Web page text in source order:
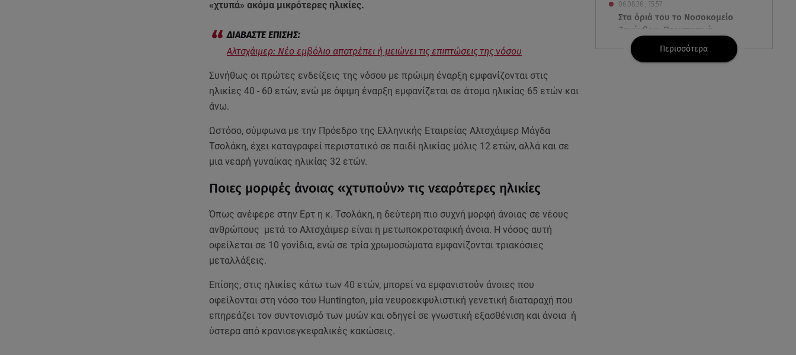
06.08.26 , 15:57
Στα όριά του το Νοσοκομείο
Ζακύνθου: Περιστατικά
βιασμών, μέθης & τροχαία
Περισσότερα
«χτυπά» ακόμα μικρότερες ηλικίες.
Αλτσχάιμερ: Νέο εμβόλιο αποτρέπει ή μειώνει τις επιπτώσεις της νόσου
Συνήθως οι πρώτες ενδείξεις της νόσου με πρώιμη έναρξη εμφανίζονται στις
ηλικίες 40 - 60 ετών, ενώ με όψιμη έναρξη εμφανίζεται σε άτομα ηλικίας 65 ετών και
άνω.
Ωστόσο, σύμφωνα με την Πρόεδρο της Ελληνικής Εταιρείας Αλτσχάιμερ Μάγδα
Τσολάκη, έχει καταγραφεί περιστατικό σε παιδί ηλικίας μόλις 12 ετών, αλλά και σε
μια νεαρή γυναίκας ηλικίας 32 ετών.
Ποιες μορφές άνοιας «χτυπούν» τις νεαρότερες ηλικίες
Όπως ανέφερε στην Ερτ η κ. Τσολάκη, η δεύτερη πιο συχνή μορφή άνοιας σε νέους
ανθρώπους μετά το Αλτσχάιμερ είναι η μετωποκροταφική άνοια. Η νόσος αυτή
οφείλεται σε 10 γονίδια, ενώ σε τρία χρωμοσώματα εμφανίζονται τριακόσιες
μεταλλάξεις.
Επίσης, στις ηλικίες κάτω των 40 ετών, μπορεί να εμφανιστούν άνοιες που
οφείλονται στη νόσο του Huntington, μία νευροεκφυλιστική γενετική διαταραχή που
επηρεάζει τον συντονισμό των μυών και οδηγεί σε γνωστική εξασθένιση και άνοια ή
ύστερα από κρανιοεγκεφαλικές κακώσεις.